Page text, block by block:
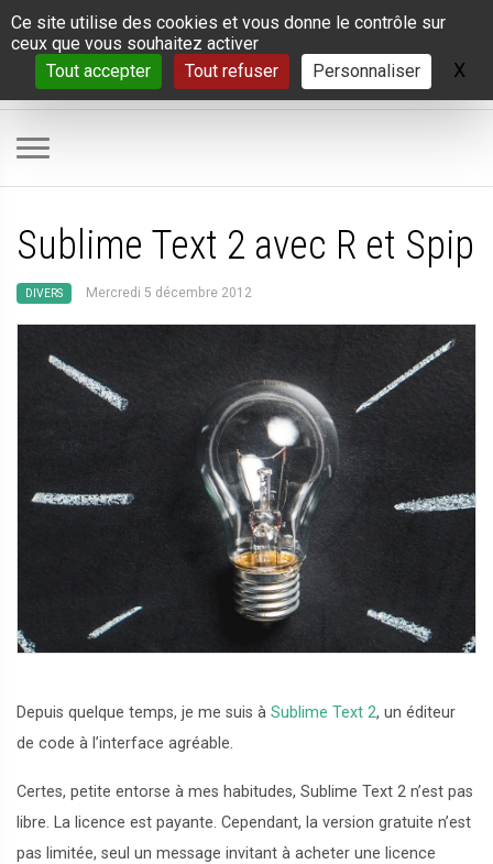
Panneau de gestion des cookies
Ce site utilise des cookies et vous donne le contrôle sur
ceux que vous souhaitez activer
Tout accepter
Tout refuser Personnaliser X
Sublime Text 2 avec R et Spip
DIVERS Mercredi 5 décembre 2012
Depuis quelque temps, je me suis à Sublime Text 2, un éditeur
de code à l’interface agréable.
Certes, petite entorse à mes habitudes, Sublime Text 2 n’est pas
libre. La licence est payante. Cependant, la version gratuite n’est
pas limitée, seul un message invitant à acheter une licence